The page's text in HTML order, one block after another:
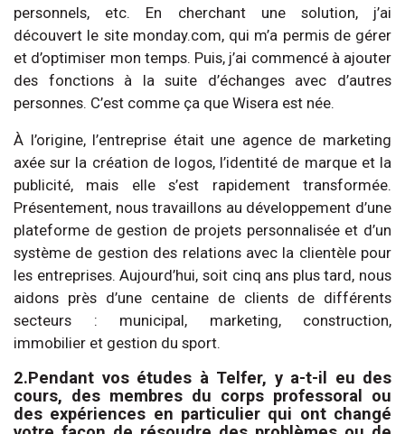
personnels, etc. En cherchant une solution, j’ai
découvert le site monday.com, qui m’a permis de gérer
et d’optimiser mon temps. Puis, j’ai commencé à ajouter
des fonctions à la suite d’échanges avec d’autres
personnes. C’est comme ça que Wisera est née.
À l’origine, l’entreprise était une agence de marketing
axée sur la création de logos, l’identité de marque et la
publicité, mais elle s’est rapidement transformée.
Présentement, nous travaillons au développement d’une
plateforme de gestion de projets personnalisée et d’un
système de gestion des relations avec la clientèle pour
les entreprises. Aujourd’hui, soit cinq ans plus tard, nous
aidons près d’une centaine de clients de différents
secteurs : municipal, marketing, construction,
immobilier et gestion du sport.
2.Pendant vos études à Telfer, y a-t-il eu des
cours, des membres du corps professoral ou
des expériences en particulier qui ont changé